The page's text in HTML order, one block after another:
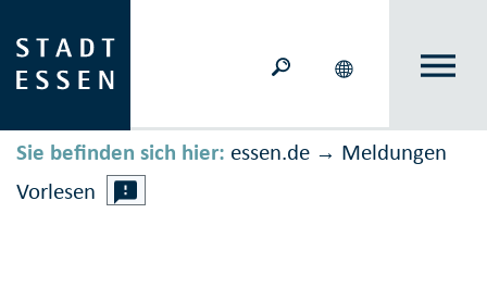
Sie befinden sich hier: essen.de → Meldungen
Vorlesen